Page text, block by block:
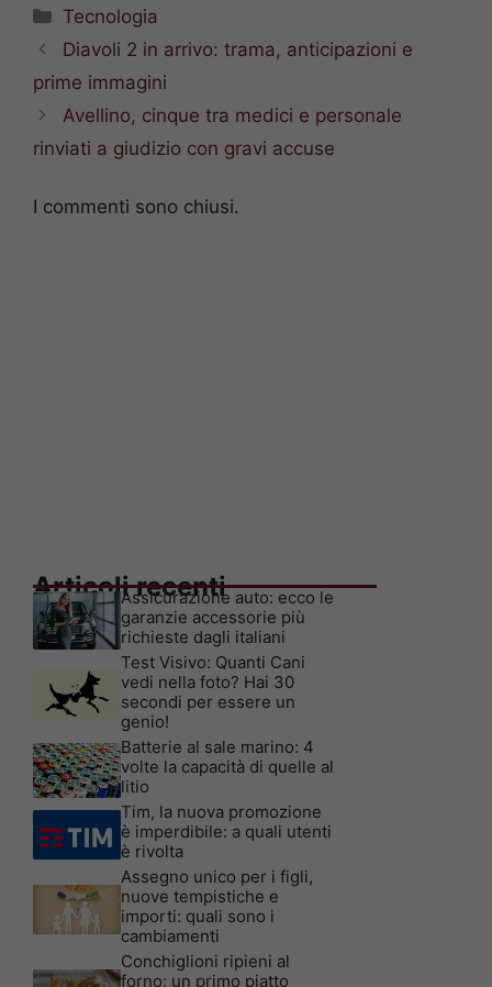
Categorie
Tecnologia
Diavoli 2 in arrivo: trama, anticipazioni e
prime immagini
Avellino, cinque tra medici e personale
rinviati a giudizio con gravi accuse
I commenti sono chiusi.
Articoli recenti
Assicurazione auto: ecco le
garanzie accessorie più
richieste dagli italiani
Test Visivo: Quanti Cani
vedi nella foto? Hai 30
secondi per essere un
genio!
Batterie al sale marino: 4
volte la capacità di quelle al
litio
Tim, la nuova promozione
è imperdibile: a quali utenti
è rivolta
Assegno unico per i figli,
nuove tempistiche e
importi: quali sono i
cambiamenti
Conchiglioni ripieni al
forno: un primo piatto